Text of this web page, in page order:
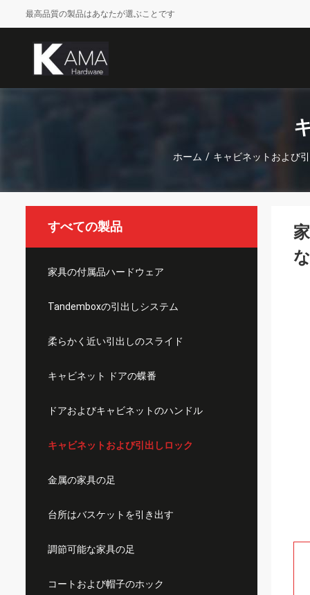
最高品質の製品はあなたが選ぶことです
ホーム / キャビネットおよび
すべての製品
家具の付属品ハードウェア
Tandemboxの引出しシステム
柔らかく近い引出しのスライド
キャビネット ドアの蝶番
ドアおよびキャビネットのハンドル
キャビネットおよび引出しロック
金属の家具の足
台所はバスケットを引き出す
調節可能な家具の足
コートおよび帽子のホック